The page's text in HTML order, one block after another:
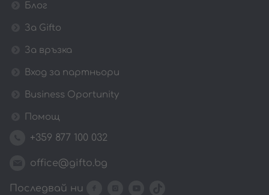
Блог
За Gifto
За връзка
Вход за партньори
Business Oportunity
Помощ
+359 877 100 032
office@gifto.bg
Последвай ни